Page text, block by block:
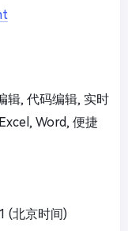
辑, 代码编辑, 实时
Word, 便捷
(北京时间)